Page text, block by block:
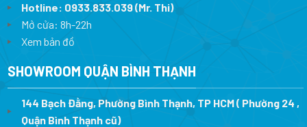
Hotline: 0933.833.039(Mr. Thi)
Mở cửa: 8h-22h
Xem bản đồ
SHOWROOM QUẬN BÌNH THẠNH
144 Bạch Đằng, Phường Bình Thạnh, TP HCM ( Phường 24 ,
Quận Bình Thạnh cũ)